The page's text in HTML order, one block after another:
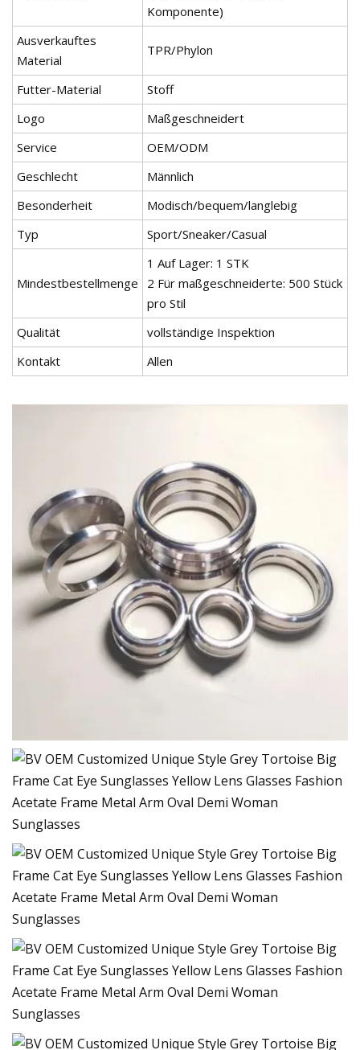
Komponente)
Ausverkauftes
Material
TPR/Phylon
Futter-Material
Stoff
Logo
Maßgeschneidert
Service
OEM/ODM
Geschlecht
Männlich
Besonderheit
Modisch/bequem/langlebig
Typ
Sport/Sneaker/Casual
Mindestbestellmenge
1 Auf Lager: 1 STK
2 Für maßgeschneiderte: 500 Stück
pro Stil
Qualität
vollständige Inspektion
Kontakt
Allen